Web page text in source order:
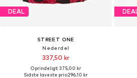
DEAL
STREET ONE
Nederdel
337,50 kr
Oprindeligt: 375,00 kr
Sidste laveste pris:296,10 kr